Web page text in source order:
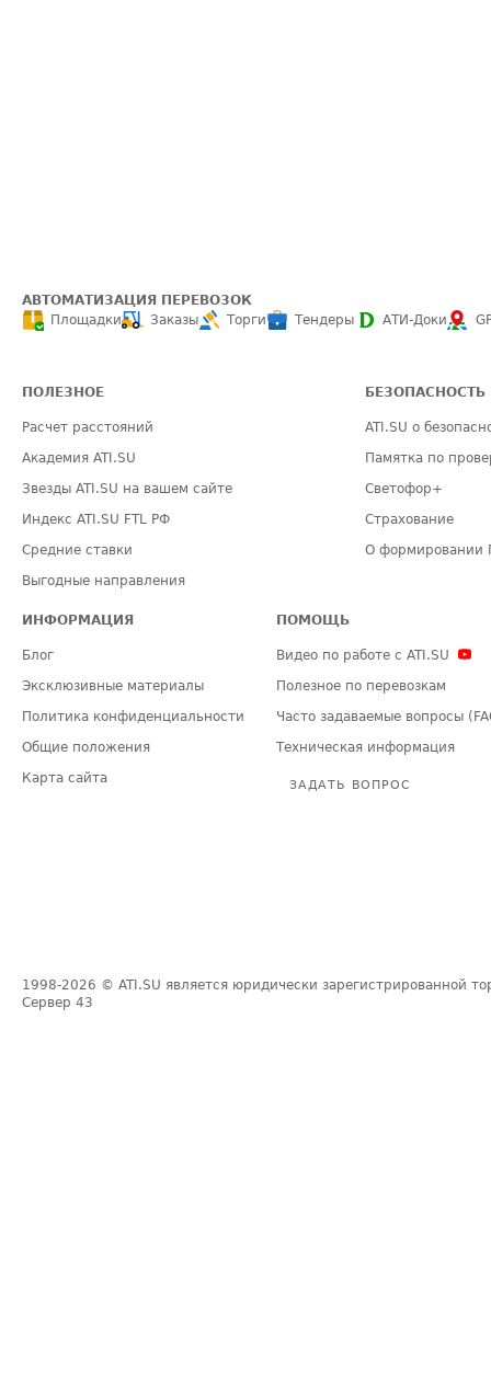
АВТОМАТИЗАЦИЯ ПЕРЕВОЗОК
Площадки
Заказы Торги Тендеры АТИ-Доки
ПОЛЕЗНОЕ
Расчет расстояний
Академия ATI.SU
Звезды ATI.SU на вашем сайте
Индекс ATI.SU FTL РФ
Средние ставки
Выгодные направления
БЕЗОПАСНОСТЬ
ATI.SU о
Памятка по
Светофор+
Страхование
О формировании
ИНФОРМАЦИЯ
Блог
Эксклюзивные материалы
Политика конфиденциальности
Общие положения
Карта сайта
ПОМОЩЬ
Видео по работе с ATI.SU
Полезное по перевозкам
Часто задаваемые вопросы
Техническая информация
ЗАДАТЬ ВОПРОС
1998-2026 © ATI.SU является юридически зарегистрированной
Сервер 43